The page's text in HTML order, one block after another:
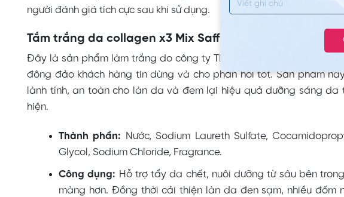
người đánh giá tích cực sau khi sử dụng.
Tắm trắng da collagen x3 Mix Saffron
Đây là sản phẩm làm trắng do công ty TNHH MTV TM Mỹ phẩm
đông đảo khách hàng tin dùng và cho phản hồi tốt. Sản phẩm
lành tính, an toàn cho làn da và đem lại hiệu quả dưỡng sáng da
hiện.
Thành phần: Nước, Sodium Laureth Sulfate,
Glycol, Sodium Chloride, Fragrance.
Công dụng: Hỗ trợ tẩy da chết, nuôi dưỡng từ sâu bên
màng hơn. Đồng thời cải thiện làn da đen sạm, nhiều đốm